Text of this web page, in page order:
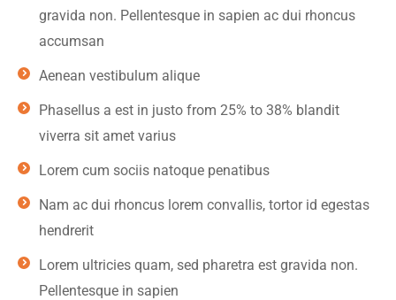
gravida non. Pellentesque in sapien ac dui rhoncus
accumsan
Aenean vestibulum alique
Phasellus a est in justo from 25% to 38% blandit
viverra sit amet varius
Lorem cum sociis natoque penatibus
Nam ac dui rhoncus lorem convallis, tortor id egestas
hendrerit
Lorem ultricies quam, sed pharetra est gravida non.
Pellentesque in sapien